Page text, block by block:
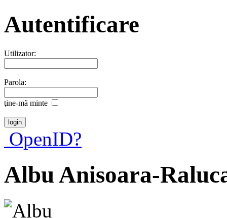
Autentificare
Utilizator:
Parola:
ţine-mã minte
OpenID?
Albu Anisoara-